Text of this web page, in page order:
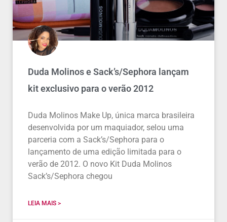
Duda Molinos e Sack’s/Sephora lançam
kit exclusivo para o verão 2012
Duda Molinos Make Up, única marca brasileira
desenvolvida por um maquiador, selou uma
parceria com a Sack’s/Sephora para o
lançamento de uma edição limitada para o
verão de 2012. O novo Kit Duda Molinos
Sack’s/Sephora chegou
LEIA MAIS >